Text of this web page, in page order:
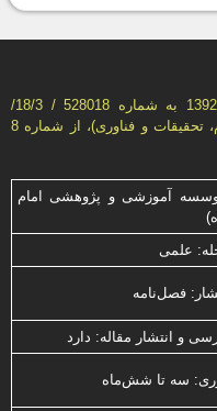
این فصل‌نامه، براساس نامه مورخ 1392/09/20 به شماره 528018 / 18/3/
كمیسیون نشریات علمی كشور(وزارت علوم، تحقیقات و فناوری)، از شماره 8
آموزشی و پژوهشی امام
علمی
فصل‌نامه
و انتشار مقاله: دارد
سه تا شش‌ماه